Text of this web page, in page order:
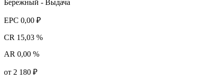
Бережный - Выдача
EPC 0,00 ₽
CR 15,03 %
AR 0,00 %
от 2 180 ₽